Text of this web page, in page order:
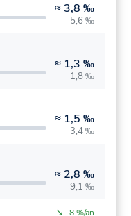
≈ 3,8 ‰
5,6 ‰
≈ 1,3 ‰
1,8 ‰
≈ 1,5 ‰
3,4 ‰
≈ 2,8 ‰
9,1 ‰
↘ -8 %/an